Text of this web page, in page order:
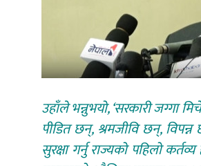
उहाँले भन्नुभयो, ‘सरकारी जग्गा
पीडित छन्, श्रमजीवि छन्,
सुरक्षा गर्नु राज्यको पहिलो